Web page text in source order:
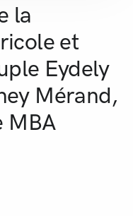
la
et
Eydely
Mérand,
MBA